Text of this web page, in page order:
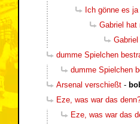
Ich gönne es ja
Gabriel hat
dumme Spielchen
dumme Spielchen
Arsenal verschießt -
Eze, was war das
Eze, was war das